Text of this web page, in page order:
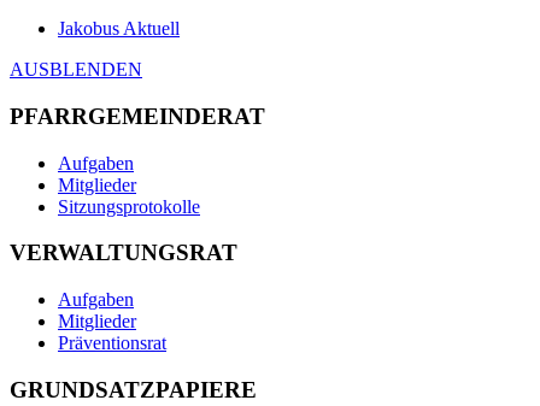
Jakobus Aktuell
AUSBLENDEN
PFARRGEMEINDERAT
Aufgaben
Mitglieder
Sitzungsprotokolle
VERWALTUNGSRAT
Aufgaben
Mitglieder
Präventionsrat
GRUNDSATZPAPIERE